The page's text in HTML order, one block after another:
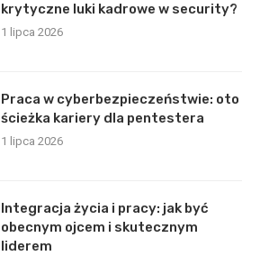
krytyczne luki kadrowe w security?
1 lipca 2026
Praca w cyberbezpieczeństwie: oto
ścieżka kariery dla pentestera
1 lipca 2026
Integracja życia i pracy: jak być
obecnym ojcem i skutecznym
liderem